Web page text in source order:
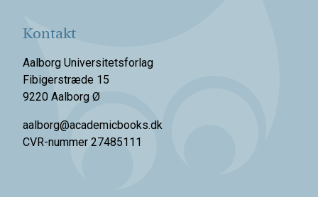
Kontakt
Aalborg Universitetsforlag
Fibigerstræde 15
9220 Aalborg Ø
aalborg@academicbooks.dk
CVR-nummer 27485111